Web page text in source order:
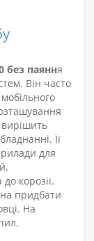
без паяння
Він часто
вирішить
Її
для
корозії.
придбати
На